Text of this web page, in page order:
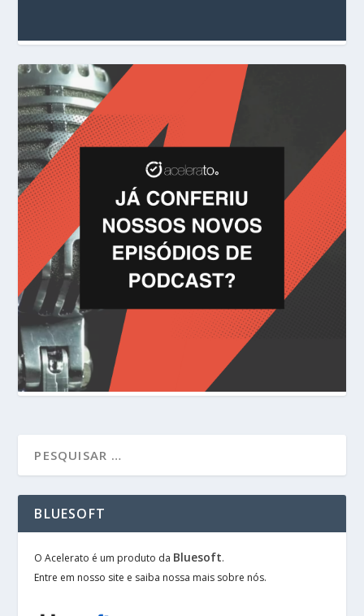
BLUESOFT
O Acelerato é um produto da Bluesoft.
Entre em nosso site e saiba nossa mais sobre nós.